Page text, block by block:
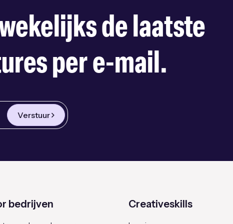
de laatste
per e-mail.
Verstuur
bedrijven Creativeskills